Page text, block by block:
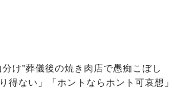
け”葬儀後の焼き肉店で愚痴こぼし
得ない」「ホントならホント可哀想」